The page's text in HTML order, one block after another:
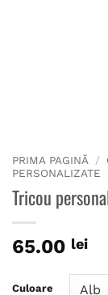
PRIMA PAGINĂ /
PERSONALIZATE
Tricou
65.00 lei
Culoare